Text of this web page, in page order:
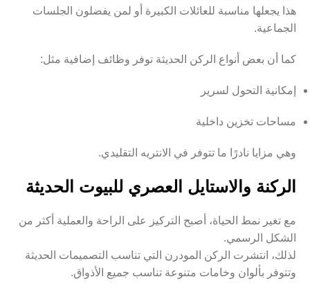
هذا يجعلها مناسبة للعائلات الكبيرة أو لمن يفضلون الجلسات
الجماعية.
كما أن بعض أنواع الركن الحديثة توفر وظائف إضافية مثل:
إمكانية التحول لسرير
مساحات تخزين داخلية
وهي مزايا نادرًا ما تتوفر في الانتريه التقليدي.
الركنة والاستايل العصري للبيوت الحديثة
مع تغير نمط الحياة، أصبح التركيز على الراحة والعملية أكثر من
الشكل الرسمي.
لذلك، انتشرت الركن المودرن التي تناسب التصميمات الحديثة
وتتوفر بألوان وخامات متنوعة تناسب جميع الأذواق.